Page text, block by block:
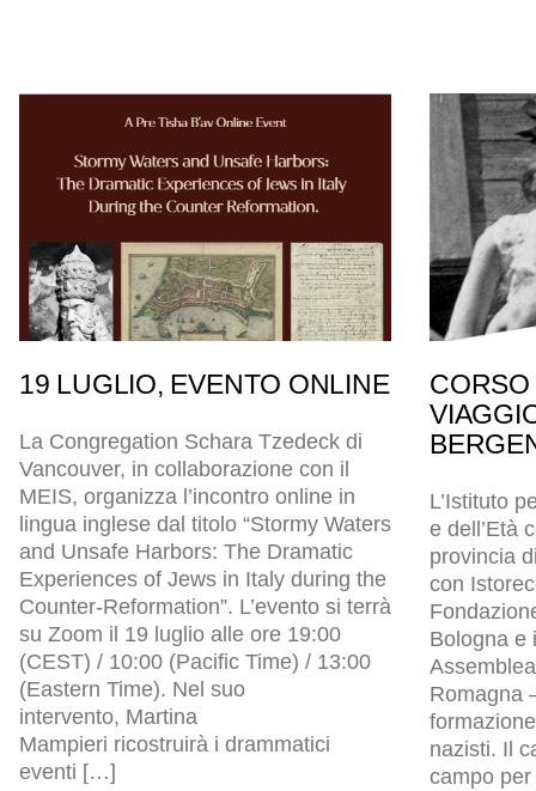
19 LUGLIO, EVENTO ONLINE
La Congregation Schara Tzedeck di
Vancouver, in collaborazione con il
MEIS, organizza l’incontro online in
lingua inglese dal titolo “Stormy Waters
and Unsafe Harbors: The Dramatic
Experiences of Jews in Italy during the
Counter-Reformation”. L’evento si terrà
su Zoom il 19 luglio alle ore 19:00
(CEST) / 10:00 (Pacific Time) / 13:00
(Eastern Time). Nel suo
intervento, Martina
Mampieri ricostruirà i drammatici
eventi […]
L’Istituto
e dell’Età
provincia
con
Bologna e
Romagna
nazisti. Il
campo